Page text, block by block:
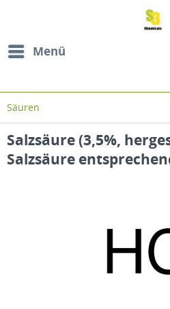
Menü
Säuren
Salzsäure (3,5%,
Salzsäure